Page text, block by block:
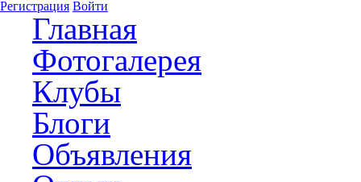
Регистрация Войти
Главная
Фотогалерея
Клубы
Блоги
Объявления